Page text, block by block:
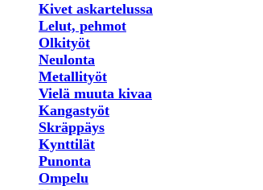
Kivet askartelussa
Lelut, pehmot
Olkityöt
Neulonta
Metallityöt
Vielä muuta kivaa
Kangastyöt
Skräppäys
Kynttilät
Punonta
Ompelu